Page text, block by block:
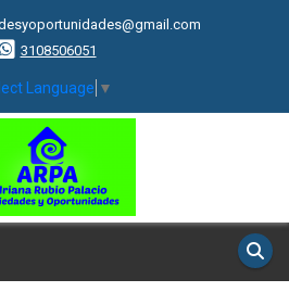
3108506051
Language ▼